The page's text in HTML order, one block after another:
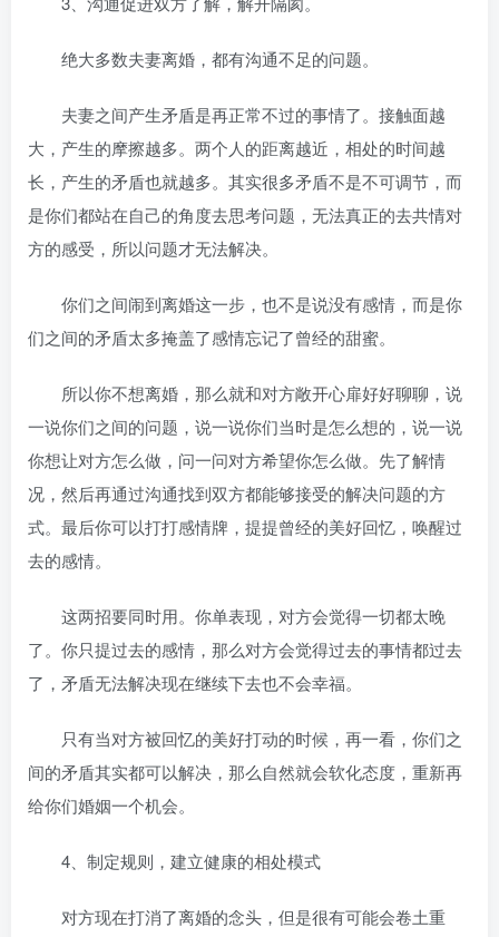
绝大多数夫妻离婚，都有沟通不足的问题。
夫妻之间产生矛盾是再正常不过的事情了。接触面越
大，产生的摩擦越多。两个人的距离越近，相处的时间越
长，产生的矛盾也就越多。其实很多矛盾不是不可调节，而
是你们都站在自己的角度去思考问题，无法真正的去共情对
方的感受，所以问题才无法解决。
你们之间闹到离婚这一步，也不是说没有感情，而是你
们之间的矛盾太多掩盖了感情忘记了曾经的甜蜜。
所以你不想离婚，那么就和对方敞开心扉好好聊聊，说
一说你们之间的问题，说一说你们当时是怎么想的，说一说
你想让对方怎么做，问一问对方希望你怎么做。先了解情
况，然后再通过沟通找到双方都能够接受的解决问题的方
式。最后你可以打打感情牌，提提曾经的美好回忆，唤醒过
去的感情。
这两招要同时用。你单表现，对方会觉得一切都太晚
了。你只提过去的感情，那么对方会觉得过去的事情都过去
了，矛盾无法解决现在继续下去也不会幸福。
只有当对方被回忆的美好打动的时候，再一看，你们之
间的矛盾其实都可以解决，那么自然就会软化态度，重新再
给你们婚姻一个机会。
4、制定规则，建立健康的相处模式
对方现在打消了离婚的念头，但是很有可能会卷土重